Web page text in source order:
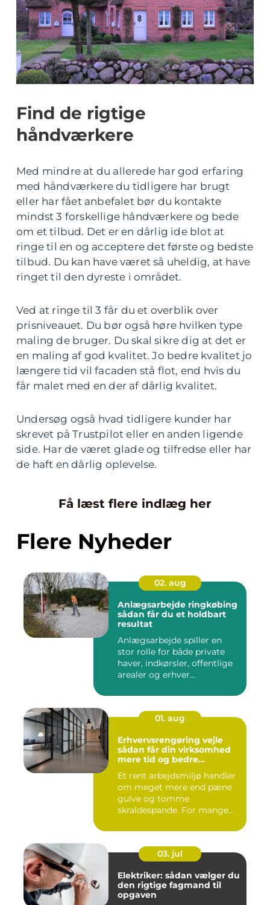
Find de rigtige
håndværkere
Med mindre at du allerede har god erfaring
med håndværkere du tidligere har brugt
eller har fået anbefalet bør du kontakte
mindst 3 forskellige håndværkere og bede
om et tilbud. Det er en dårlig ide blot at
ringe til en og acceptere det første og bedste
tilbud. Du kan have været så uheldig, at have
ringet til den dyreste i området.
Ved at ringe til 3 får du et overblik over
prisniveauet. Du bør også høre hvilken type
maling de bruger. Du skal sikre dig at det er
en maling af god kvalitet. Jo bedre kvalitet jo
længere tid vil facaden stå flot, end hvis du
får malet med en der af dårlig kvalitet.
Undersøg også hvad tidligere kunder har
skrevet på Trustpilot eller en anden ligende
side. Har de været glade og tilfredse eller har
de haft en dårlig oplevelse.
Få læst flere indlæg her
Flere Nyheder
02. aug
Anlægsarbejde ringkøbing
sådan får du et holdbart
resultat
Anlægsarbejde spiller en
stor rolle for både private
haver, indkørsler, offentlige
arealer og erhver...
01. aug
Erhvervsrengøring vejle
sådan får din virksomhed
mere tid og bedre
Et rent arbejdsmiljø handler
om meget mere end pæne
gulve og tomme
skraldespande. For mange
03. jul
Elektriker: sådan vælger du
den rigtige fagmand til
opgaven